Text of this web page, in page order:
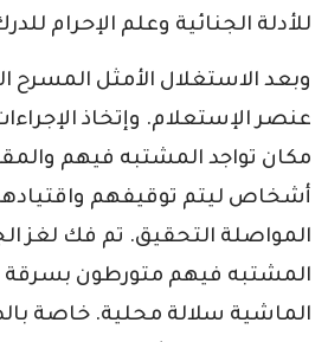
للأدلة الجنائية وعلم الإحرام
وبعد الاستغلال الأمثل المسرح
عنصر الإستعلام. وإتخاذ
أشخاص ليتم توقيفهم
المواصلة التحقيق. تم فك لغز
الماشية سلالة محلية. خاصة